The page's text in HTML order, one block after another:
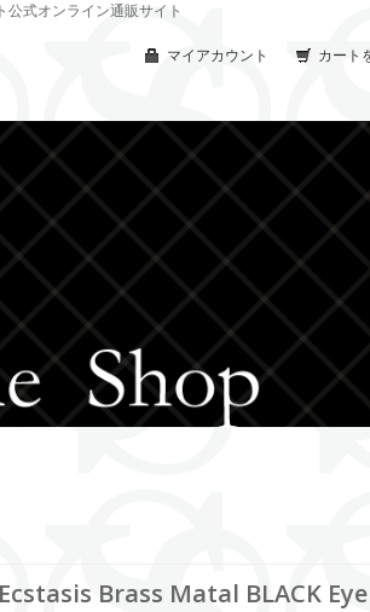
公式オンライン通販サイト
マイアカウント カート
Brass Matal BLACK Eye